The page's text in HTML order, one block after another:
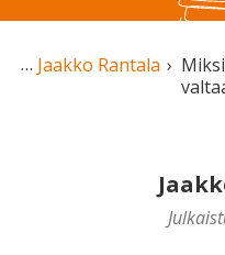
Jaakko Rantala